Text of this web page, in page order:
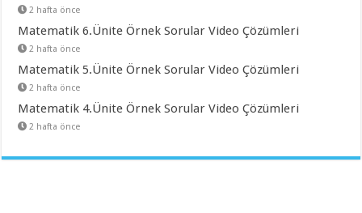
2 hafta önce
Matematik 6.Ünite Örnek Sorular Video Çözümleri
2 hafta önce
Matematik 5.Ünite Örnek Sorular Video Çözümleri
2 hafta önce
Matematik 4.Ünite Örnek Sorular Video Çözümleri
2 hafta önce